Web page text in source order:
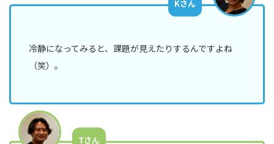
ン
ア
営
人
事
Kさん
冷静になってみると、課題が見えたりするんですよね
（笑）。
Tさん